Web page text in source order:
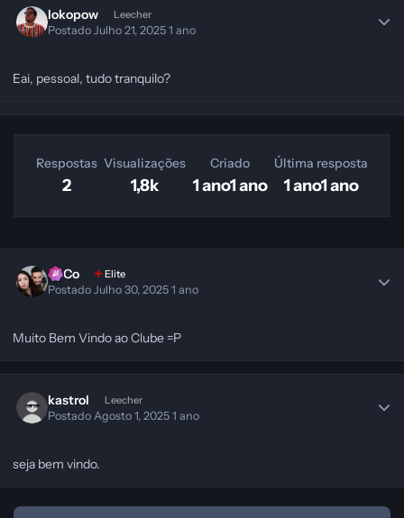
lokopow Leecher
Postado Julho 21, 20251 ano
Eai, pessoal, tudo tranquilo?
Respostas
2
Visualizações
1,8k
Criado
1 ano1 ano
Última resposta
1 ano1 ano
SeCo Elite
PostadoJulho 30, 20251 ano
Muito Bem Vindo ao Clube =P
kastrol Leecher
PostadoAgosto 1, 20251 ano
seja bem vindo.